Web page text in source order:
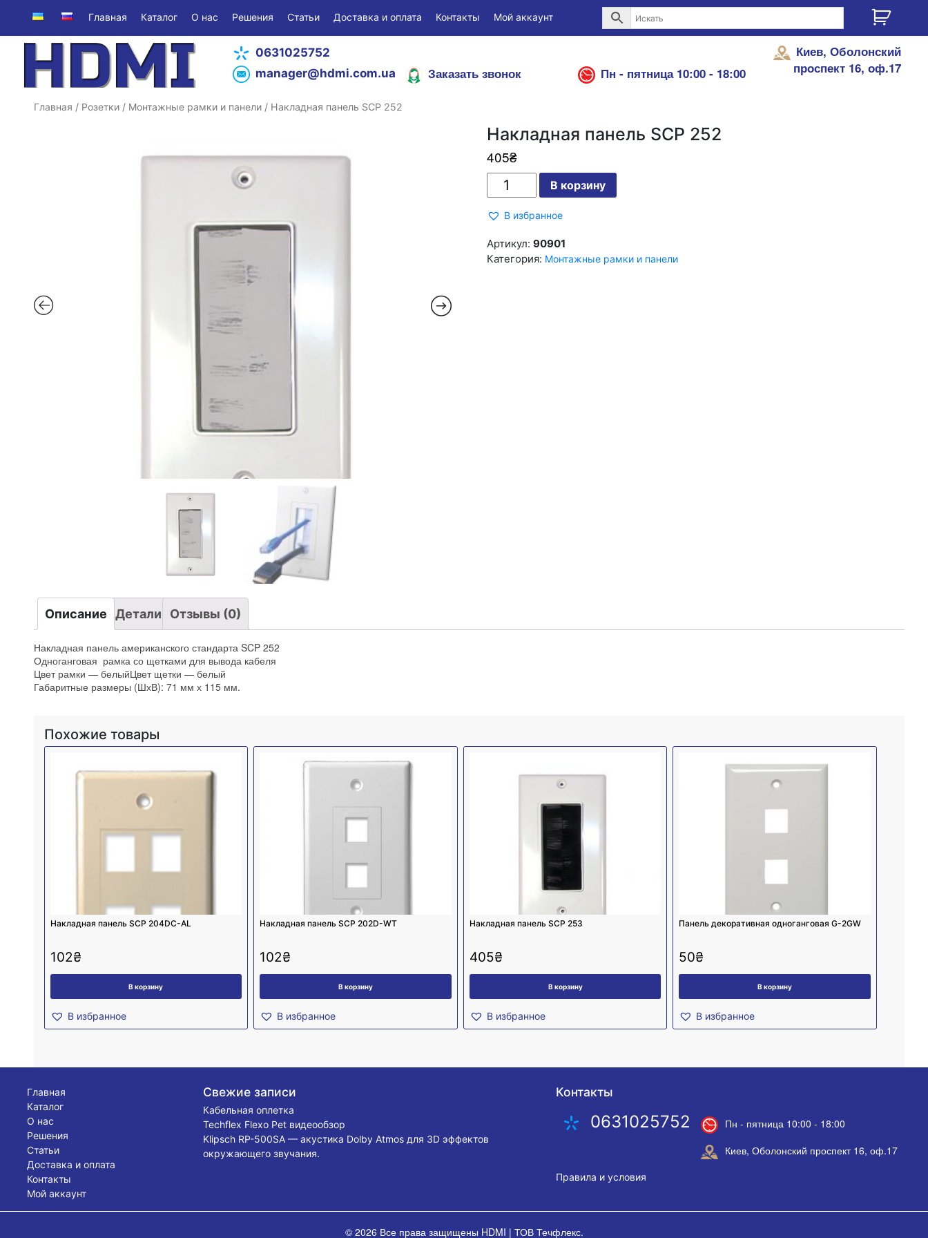
Главная Каталог О нас Решения Статьи Доставка и оплата Контакты Мой аккаунт
0631025752
manager@hdmi.com.ua
Заказать звонок Пн - пятница 10:00 - 18:00
Киев, Оболонский
проспект 16, оф.17
Главная / Розетки/ Монтажные рамки и панели/ Накладная панель SCP 252
Накладная панель SCP 252
405₴
панель
252
В корзину
В избранное
Артикул: 90901
Категория: Монтажные рамки и панели
Описание Детали Отзывы (0)
Накладная панель американского стандарта SCP 252
Одноганговая рамка со щетками для вывода кабеля
Цвет рамки — белыйЦвет щетки — белый
Габаритные размеры (ШхВ): 71 мм х 115 мм.
Похожие товары
Накладная панель SCP 204DC-AL
102₴
В корзину
В избранное
Накладная панель SCP 202D-WT
102₴
В корзину
В избранное
Накладная панель SCP 253
405₴
В корзину
В избранное
Панель декоративная одноганговая G-2GW
50₴
В корзину
В избранное
Главная
Каталог
О нас
Решения
Статьи
Доставка и оплата
Контакты
Мой аккаунт
Свежие записи
Кабельная оплетка
Techflex Flexo Pet видеообзор
Klipsch RP-500SA — акустика Dolby Atmos для 3D эффектов
окружающего звучания.
Контакты
0631025752
Пн - пятница 10:00 - 18:00
Киев, Оболонский проспект 16, оф.17
Правила и условия
© 2026 Все права защищены HDMI | ТОВ Течфлекс.